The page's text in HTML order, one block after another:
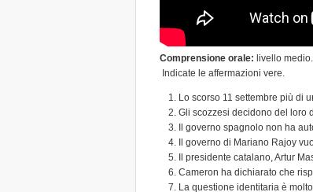
Comprensione orale: livello medio.
Indicate le affermazioni vere.
Lo scorso 11 settembre più di
Gli scozzesi decidono del loro
Il governo spagnolo non ha
Il governo di Mariano Rajoy
Il presidente catalano, Artur
Cameron ha dichiarato che
La questione identitaria è